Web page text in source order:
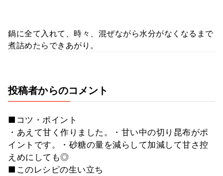
鍋に全て入れて、時々、混ぜながら水分がなくなるまで
煮詰めたらできあがり。
投稿者からのコメント
■コツ・ポイント
・あえて甘く作りました。・甘い中の切り昆布がポ
イントです。・砂糖の量を減らして加減して甘さ控
えめにしても◎
■このレシピの生い立ち